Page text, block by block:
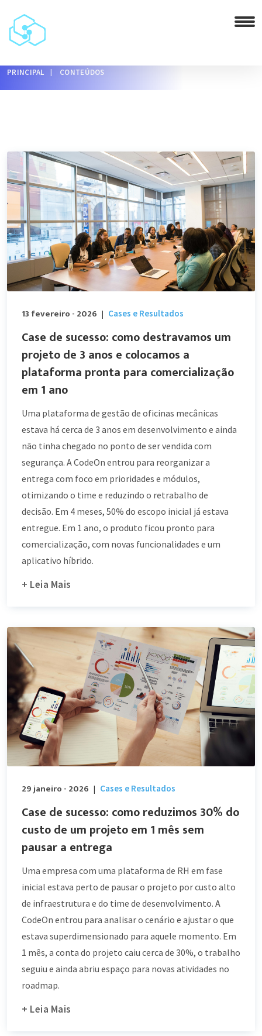
PRINCIPAL CONTEÚDOS
13 fevereiro - 2026 | Cases e Resultados
Case de sucesso: como destravamos um
projeto de 3 anos e colocamos a
plataforma pronta para comercialização
em 1 ano
Uma plataforma de gestão de oficinas mecânicas
estava há cerca de 3 anos em desenvolvimento e ainda
não tinha chegado no ponto de ser vendida com
segurança. A CodeOn entrou para reorganizar a
entrega com foco em prioridades e módulos,
otimizando o time e reduzindo o retrabalho de
decisão. Em 4 meses, 50% do escopo inicial já estava
entregue. Em 1 ano, o produto ficou pronto para
comercialização, com novas funcionalidades e um
aplicativo híbrido.
+ Leia Mais
29 janeiro - 2026 | Cases e Resultados
Case de sucesso: como reduzimos 30% do
custo de um projeto em 1 mês sem
pausar a entrega
Uma empresa com uma plataforma de RH em fase
inicial estava perto de pausar o projeto por custo alto
de infraestrutura e do time de desenvolvimento. A
CodeOn entrou para analisar o cenário e ajustar o que
estava superdimensionado para aquele momento. Em
1 mês, a conta do projeto caiu cerca de 30%, o trabalho
seguiu e ainda abriu espaço para novas atividades no
roadmap.
+ Leia Mais